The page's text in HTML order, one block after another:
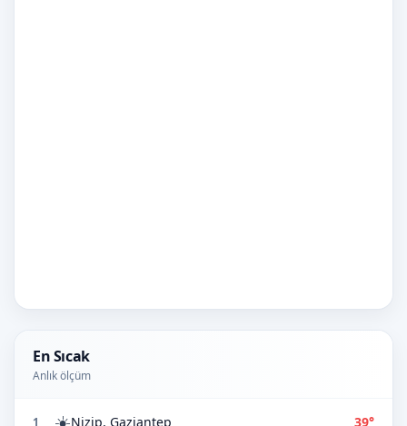
En Sıcak
Anlık ölçüm
1 Nizip, Gaziantep 39°